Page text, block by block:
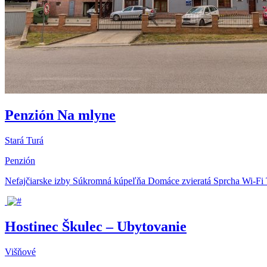
Penzión Na mlyne
Stará Turá
Penzión
Nefajčiarske izby Súkromná kúpeľňa Domáce zvieratá Sprcha Wi-Fi
Hostinec Škulec – Ubytovanie
Višňové